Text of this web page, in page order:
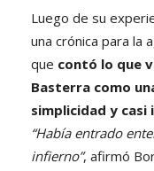
Luego de su
una crónica para la
que contó lo que
Basterra como
simplicidad y
“Había entrado
infierno”, afirmó